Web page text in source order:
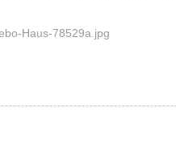
Haus-78529a.jpg